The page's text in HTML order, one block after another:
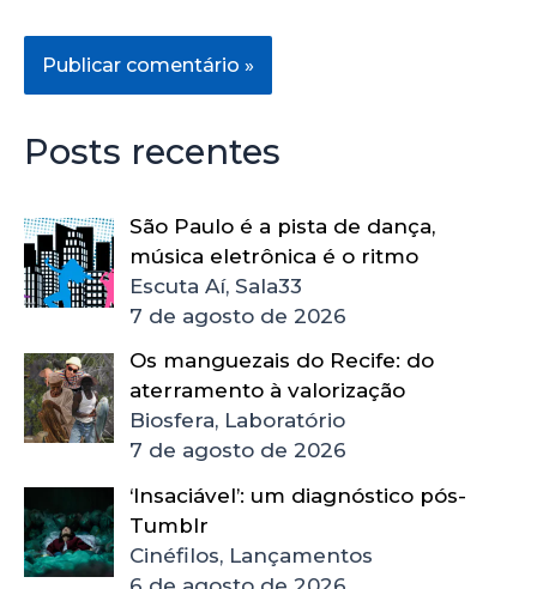
Posts recentes
São Paulo é a pista de dança,
música eletrônica é o ritmo
Escuta Aí, Sala33
7 de agosto de 2026
Os manguezais do Recife: do
aterramento à valorização
Biosfera, Laboratório
7 de agosto de 2026
‘Insaciável’: um diagnóstico pós-
Tumblr
Cinéfilos, Lançamentos